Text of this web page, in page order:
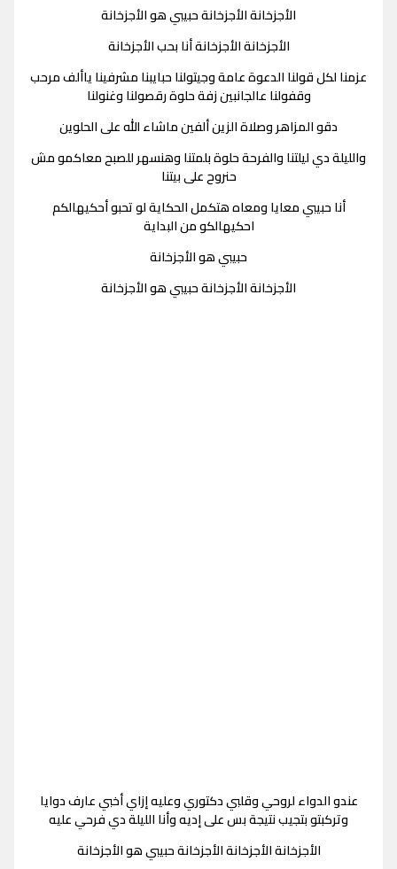
الأجزخانة الأجزخانة حبيبي هو الأجزخانة
الأجزخانة الأجزخانة أنا بحب الأجزخانة
عزمنا لكل قولنا الدعوة عامة وجيتولنا حبايبنا مشرفينا ياألف مرحب
وقفولنا عالجانبين زفة حلوة رقصولنا وغنولنا
دقو المزاهر وصلاة الزين ألفين ماشاء الله على الحلوين
والليلة دي ليلتنا والفرحة حلوة بلمتنا وهنسهر للصبح معاكمو مش
حنروح على بيتنا
أنا حبيبي معايا ومعاه هتكمل الحكاية لو تحبو أحكيهالكم
احكيهالكو من البداية
حبيبي هو الأجزخانة
الأجزخانة الأجزخانة حبيبي هو الأجزخانة
عندو الدواء لروحي وقلبي دكتوري وعليه إزاي أخبي عارف دوايا
وتركبتو بتجيب نتيجة بس على إديه وأنا الليلة دي فرحي عليه
الأجزخانة الأجزخانة الأجزخانة حبيبي هو الأجزخانة